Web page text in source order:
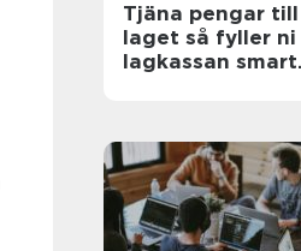
Tjäna pengar till
laget så fyller ni
lagkassan smart